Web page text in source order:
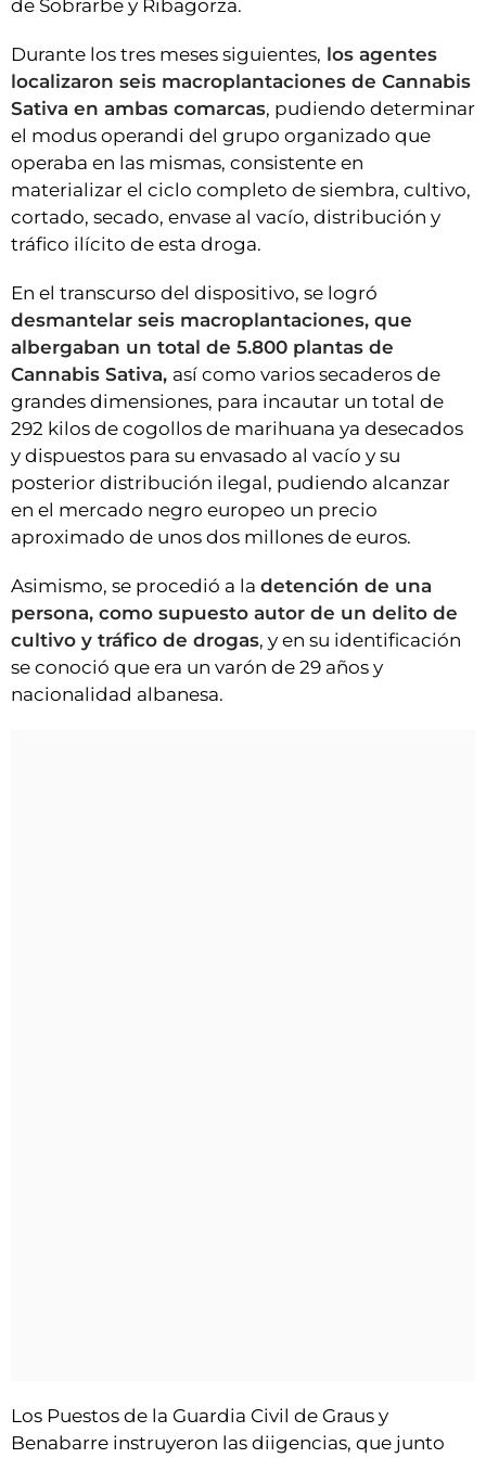
de Sobrarbe y Ribagorza.
Durante los tres meses siguientes, los agentes
localizaron seis macroplantaciones de Cannabis
Sativa en ambas comarcas, pudiendo determinar
el modus operandi del grupo organizado que
operaba en las mismas, consistente en
materializar el ciclo completo de siembra, cultivo,
cortado, secado, envase al vacío, distribución y
tráfico ilícito de esta droga.
En el transcurso del dispositivo, se logró
desmantelar seis macroplantaciones, que
albergaban un total de 5.800 plantas de
Cannabis Sativa, así como varios secaderos de
grandes dimensiones, para incautar un total de
292 kilos de cogollos de marihuana ya desecados
y dispuestos para su envasado al vacío y su
posterior distribución ilegal, pudiendo alcanzar
en el mercado negro europeo un precio
aproximado de unos dos millones de euros.
Asimismo, se procedió a la detención de una
persona, como supuesto autor de un delito de
cultivo y tráfico de drogas, y en su identificación
se conoció que era un varón de 29 años y
nacionalidad albanesa.
Los Puestos de la Guardia Civil de Graus y
Benabarre instruyeron las diigencias, que junto